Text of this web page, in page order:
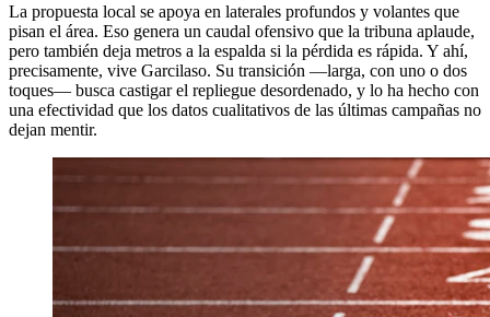
La propuesta local se apoya en laterales profundos y volantes que
pisan el área. Eso genera un caudal ofensivo que la tribuna aplaude,
pero también deja metros a la espalda si la pérdida es rápida. Y ahí,
precisamente, vive Garcilaso. Su transición —larga, con uno o dos
toques— busca castigar el repliegue desordenado, y lo ha hecho con
una efectividad que los datos cualitativos de las últimas campañas no
dejan mentir.